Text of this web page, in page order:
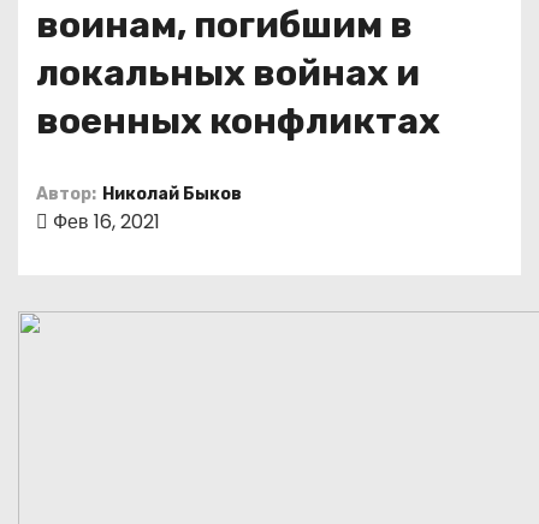
воинам, погибшим в
локальных войнах и
военных конфликтах
Автор: Николай Быков
Фев 16, 2021